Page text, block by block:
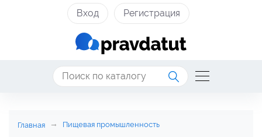
Вход Регистрация
Главная Пищевая промышленность